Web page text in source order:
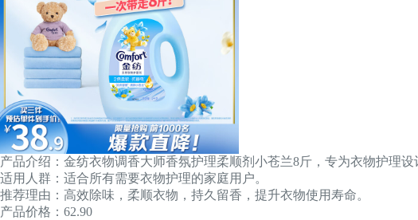
产品介绍：金纺衣物调香大师香氛护理柔顺剂小苍兰8斤，专为衣物护理设
适用人群：适合所有需要衣物护理的家庭用户。
推荐理由：高效除味，柔顺衣物，持久留香，提升衣物使用寿命。
产品价格：62.90